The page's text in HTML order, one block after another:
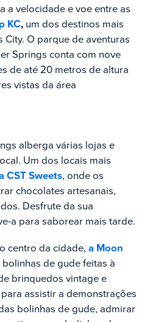
a velocidade e voe entre as
KC,um dos destinos mais
O parque de aventuras
Springs conta com nove
de até 20 metros de altura
vistas da área
alberga várias lojas e
Um dos locais mais
CST Sweets, onde os
chocolates artesanais,
Desfrute da sua
a para saborear mais tarde.
centro da cidade, a Moon
de gude feitas à
brinquedos vintage e
assistir a demonstrações
bolinhas de gude, admirar